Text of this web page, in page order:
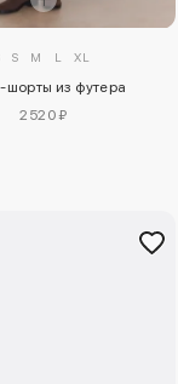
S M L XL
из футера
2520 ₽